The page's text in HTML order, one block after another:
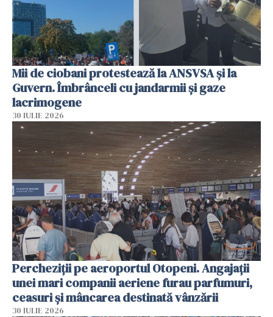
Mii de ciobani protestează la ANSVSA și la
Guvern. Îmbrânceli cu jandarmii și gaze
lacrimogene
30 IULIE 2026
Percheziții pe aeroportul Otopeni. Angajații
unei mari companii aeriene furau parfumuri,
ceasuri și mâncarea destinată vânzării
30 IULIE 2026